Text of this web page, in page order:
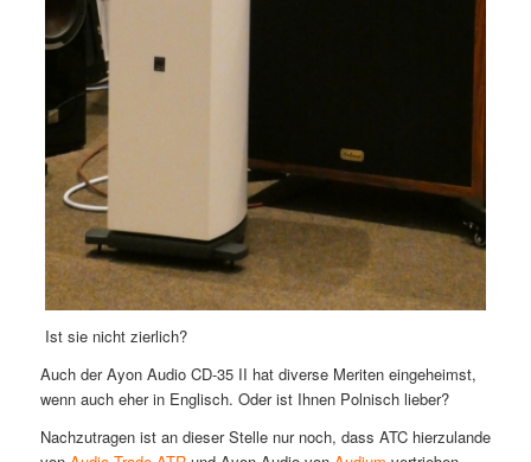
Ist sie nicht zierlich?
Auch der Ayon Audio CD-35 II hat diverse Meriten eingeheimst,
wenn auch eher in Englisch. Oder ist Ihnen Polnisch lieber?
Nachzutragen ist an dieser Stelle nur noch, dass ATC hierzulande